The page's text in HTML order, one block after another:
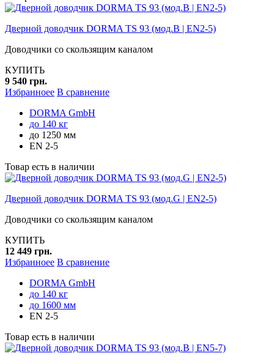
Дверной доводчик DORMA TS 93 (мод.B | EN2-5)
Доводчики со скользящим каналом
КУПИТЬ
9 540 грн.
Избранноее В сравнение
DORMA GmbH
до 140 кг
до 1250 мм
EN 2-5
Товар есть в наличии
Дверной доводчик DORMA TS 93 (мод.G | EN2-5)
Доводчики со скользящим каналом
КУПИТЬ
12 449 грн.
Избранноее В сравнение
DORMA GmbH
до 140 кг
до 1600 мм
EN 2-5
Товар есть в наличии